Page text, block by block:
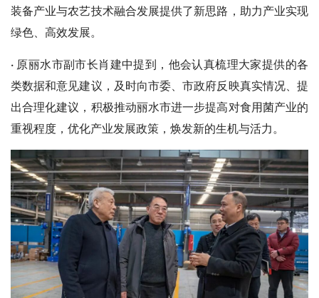
装备产业与农艺技术融合发展提供了新思路，助力产业实现
绿色、高效发展。
· 原丽水市副市长肖建中提到，他会认真梳理大家提供的各
类数据和意见建议，及时向市委、市政府反映真实情况、提
出合理化建议，积极推动丽水市进一步提高对食用菌产业的
重视程度，优化产业发展政策，焕发新的生机与活力。